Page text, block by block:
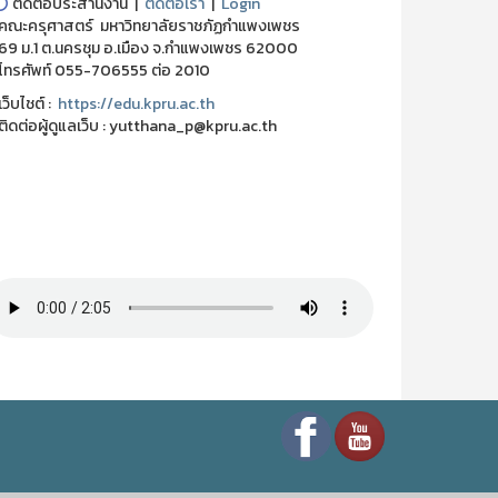
ณะครุศาสตร์ มหาวิทยาลัยราชภัฏกำแพงเพชร
ม.1 ต.นครชุม อ.เมือง จ.กำแพงเพชร 62000
ทรศัพท์ 055-706555 ต่อ 2010
ว็บไชต์ : https://edu.kpru.ac.th
ดต่อผู้ดูแลเว็บ : yutthana_p@kpru.ac.th